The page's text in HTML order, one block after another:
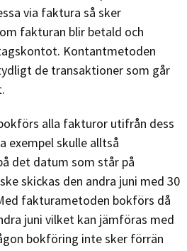
via faktura så sker
fakturan blir betald och
Kontantmetoden
de transaktioner som går
alla fakturor utifrån dess
exempel skulle alltså
det datum som står på
skickas den andra juni med 30
fakturametoden bokförs då
juni vilket kan jämföras med
bokföring inte sker förrän